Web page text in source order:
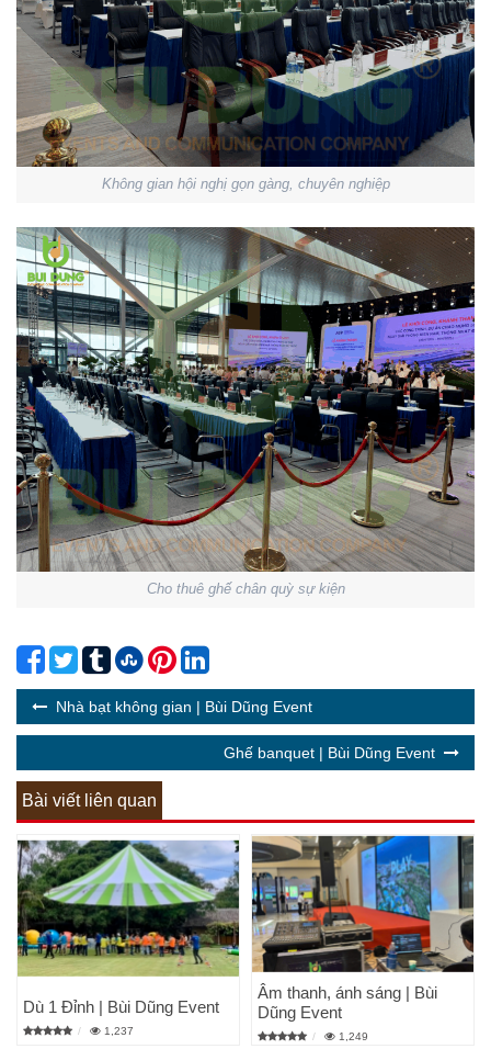
Không gian hội nghị gọn gàng, chuyên nghiệp
Cho thuê ghế chân quỳ sự kiện
Nhà bạt không gian | Bùi Dũng Event
Ghế banquet | Bùi Dũng Event
Bài viết liên quan
Dù 1 Đỉnh | Bùi Dũng Event
1,237
Âm thanh, ánh sáng | Bùi
Dũng Event
1,249